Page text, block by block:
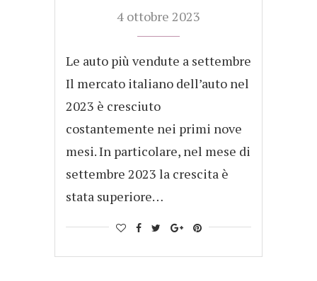
4 ottobre 2023
Le auto più vendute a settembre
Il mercato italiano dell’auto nel
2023 è cresciuto
costantemente nei primi nove
mesi. In particolare, nel mese di
settembre 2023 la crescita è
stata superiore…